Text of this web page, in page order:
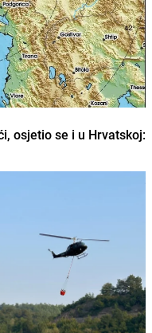
osjetio se i u Hrvatskoj: